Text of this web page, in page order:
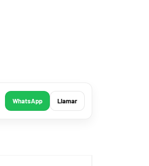
WhatsApp Llamar